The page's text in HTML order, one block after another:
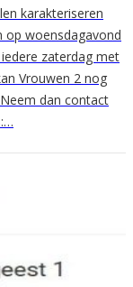
karakteriseren
op woensdagavond
zaterdag met
Vrouwen 2 nog
dan contact